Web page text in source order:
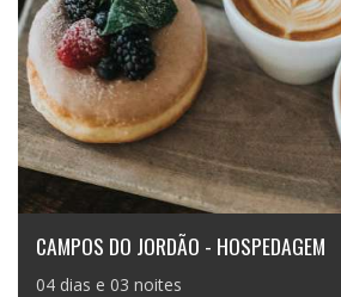
CAMPOS DO JORDÃO - HOSPEDAGEM
04 dias e 03 noites